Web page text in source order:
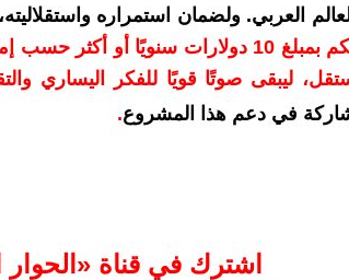
العربي. ولضمان استمراره
بدعمكم بمبلغ 10 دولارات سنويًا أو
ليبقى صوتًا قويًا للفكر اليساري
في دعم هذا المشروع.
اشترك في قناة